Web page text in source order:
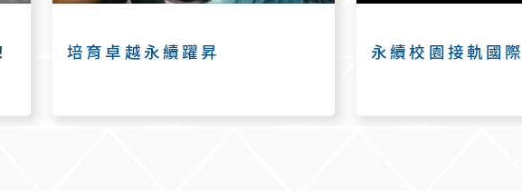
培育卓越永續躍昇 永續校園接軌國際